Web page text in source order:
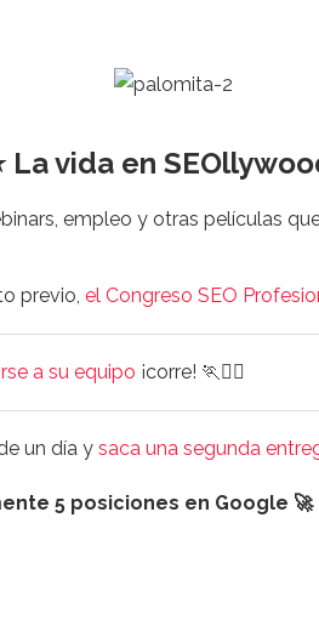
La vida en
empleo y otras películas
previo, el Congreso SEO
a su equipo ¡corre! 🏃🏃‍♀️
un día y saca una segunda
5 posiciones en Google 🚀